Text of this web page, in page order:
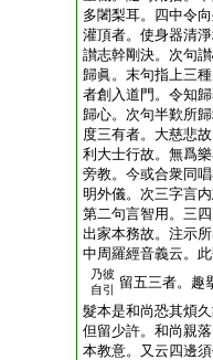
多闍梨耳。四中令
灌頂者。使身器清
讃志幹剛決。次句
歸眞。末句指上三
者創入道門。令知
歸心。次句半歎所
度三有者。大慈悲
利大士行故。無爲
旁教。今或合衆同
明外儀。次三字言
第二句言智用。三
出家本務故。注示
中周羅經音義云。
乃彼
自引 留五三者。趣
髮本是和尚恐其煩
但留少許。和尚親
本教意。又云四邊